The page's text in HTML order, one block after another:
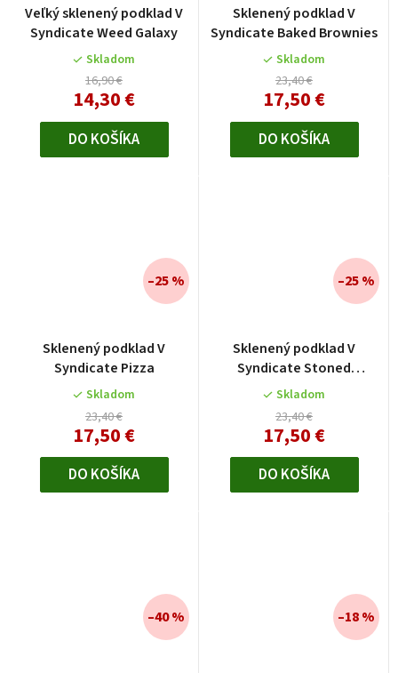
Veľký sklenený podklad V
Syndicate Weed Galaxy
Skladom
16,90 €
14,30 €
DO KOŠÍKA
Sklenený podklad V
Syndicate Baked Brownies
Skladom
23,40 €
17,50 €
DO KOŠÍKA
Sklenený podklad V
Syndicate Pizza
Skladom
23,40 €
17,50 €
–25 %
DO KOŠÍKA
Sklenený podklad V
Syndicate Stoned
Chameleon
Skladom
23,40 €
17,50 €
–25 %
DO KOŠÍKA
–40 % –18 %